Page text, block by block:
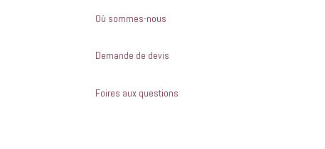
Où sommes-nous
Demande de devis
Foires aux questions